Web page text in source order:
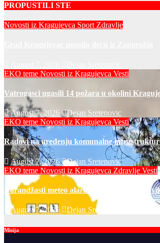
PROPUSTILI STE
Novosti iz Kragujevca Sport Zdravlje
EKO teme Novosti iz Kragujevca Vesti
Vatrogasci ugasili 14 požara u okolini
August 7, 2026 Dejan Sretenovic
EKO teme Novosti iz Kragujevca Vesti
Radovi na uređenju komunalne
August 7, 2026 Dejan Sretenovic
EKO teme Novosti iz Kragujevca Zdravlje Vesti
Narandžasti meteo alarm u petak i za dane
August 7, 2026 Dejan Sretenovic
Misija